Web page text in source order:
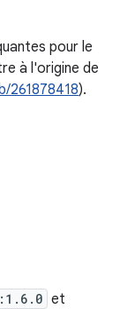
pour le
à l'origine de
261878418).
et